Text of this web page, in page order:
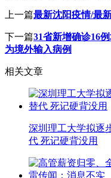
上一篇最新沈阳疫情/最
下一篇31省新增确诊16
为境外输入病例
相关文章
深圳理工大学拟逐
代 死记硬背没用